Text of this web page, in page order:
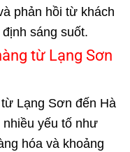
phản hồi từ khách
sáng suốt.
từ Lạng Sơn
Lạng Sơn đến Hà
yếu tố như
hóa và khoảng